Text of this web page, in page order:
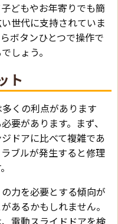
どもやお年寄りでも簡
世代に支持されていま
ボタンひとつで操作で
しょう。
ト
くの利点があります
要があります。まず、
ドアに比べて複雑であ
ブルが発生すると修理
力を必要とする傾向が
あるかもしれません。